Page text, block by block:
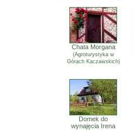
Chata Morgana
(Agroturystyka w
Górach Kaczawskich)
Domek do
wynajęcia Irena